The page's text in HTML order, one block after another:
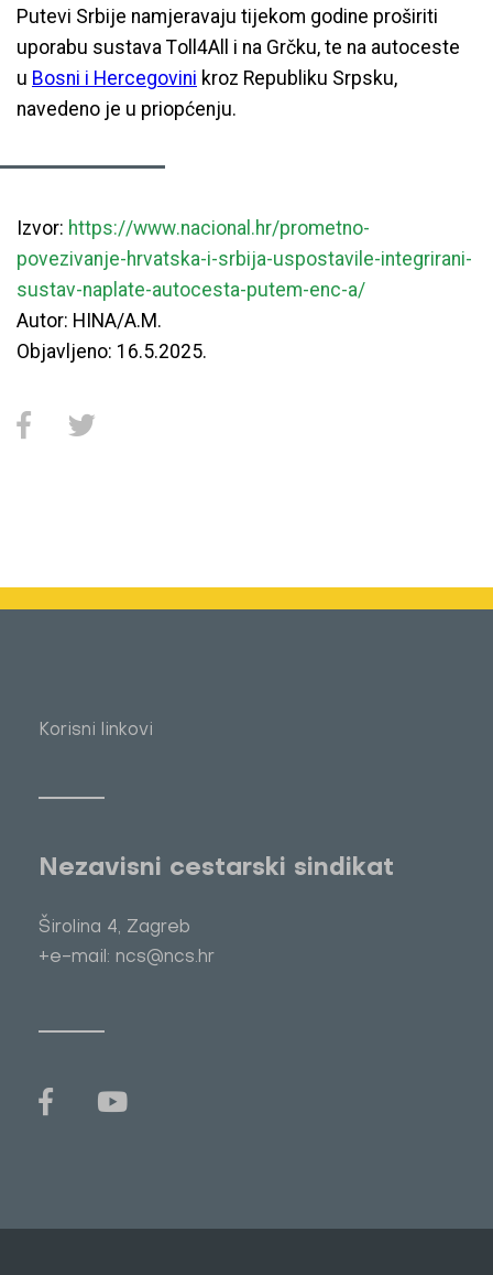
Putevi Srbije namjeravaju tijekom godine proširiti
uporabu sustava Toll4All i na Grčku, te na autoceste
u Bosni i Hercegovini kroz Republiku Srpsku,
navedeno je u priopćenju.
Izvor: https://www.nacional.hr/prometno-
povezivanje-hrvatska-i-srbija-uspostavile-integrirani-
sustav-naplate-autocesta-putem-enc-a/
Autor: HINA/A.M.
Objavljeno: 16.5.2025.
Korisni linkovi
Nezavisni cestarski sindikat
Širolina 4, Zagreb
+e-mail: ncs@ncs.hr